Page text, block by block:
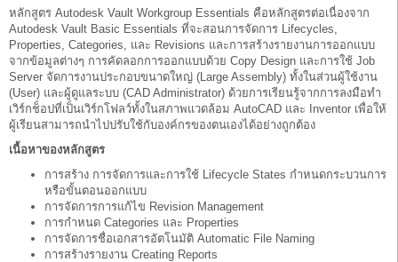
หลักสูตร Autodesk Vault Workgroup Essentials คือหลักสูตรต่อเนื่องจาก
Autodesk Vault Basic Essentials ที่จะสอนการจัดการ Lifecycles,
Properties, Categories, และ Revisions และการสร้างรายงานการออกแบบ
จากข้อมูลต่างๆ การคัดลอกการออกแบบด้วย Copy Design และการใช้ Job
Server จัดการงานประกอบขนาดใหญ่ (Large Assembly) ทั้งในส่วนผู้ใช้งาน
(User) และผู้ดูแลระบบ (CAD Administrator) ด้วยการเรียนรู้จากการลงมือทำ
เวิร์กช็อปที่เป็นเวิร์กโฟลว์ทั้งในสภาพแวดล้อม AutoCAD และ Inventor เพื่อให้
ผู้เรียนสามารถนำไปปรับใช้กับองค์กรของตนเองได้อย่างถูกต้อง
เนื้อหาของหลักสูตร
การสร้าง การจัดการและการใช้ Lifecycle States กำหนดกระบวนการ
หรือขั้นตอนออกแบบ
การจัดการการแก้ไข Revision Management
การกำหนด Categories และ Properties
การจัดการชื่อเอกสารอัตโนมัติ Automatic File Naming
การสร้างรายงาน Creating Reports